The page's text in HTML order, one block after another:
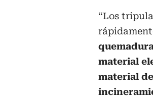
“Los
material
material